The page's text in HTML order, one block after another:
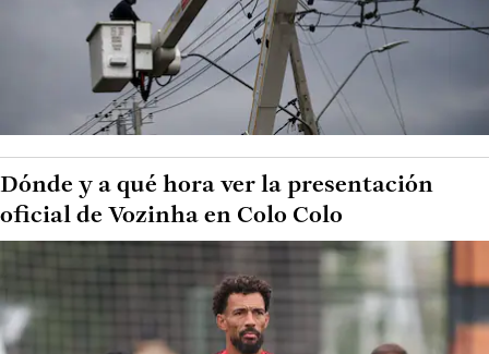
Dónde y a qué hora ver la presentación
oficial de Vozinha en Colo Colo